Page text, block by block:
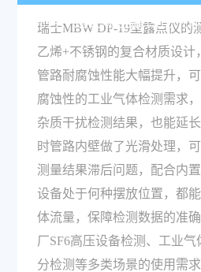
优势？适配哪些腐蚀性气
瑞士MBW DP-19型露点仪的
乙烯+不锈钢的复合材质设计
管路耐腐蚀性能大幅提升，
腐蚀性的工业气体检测需求
杂质干扰检测结果，也能延
时管路内壁做了光滑处理，
测量结果滞后问题，配合内
设备处于何种摆放位置，都
体流量，保障检测数据的准
厂SF6高压设备检测、工业
分检测等多类场景的使用需求